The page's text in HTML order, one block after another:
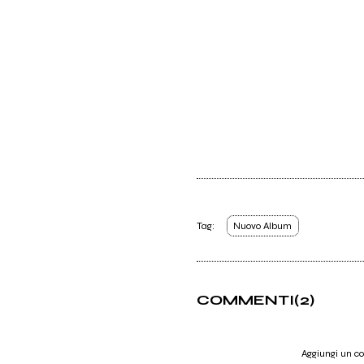
Tag: Nuovo Album
COMMENTI(2)
Aggiungi un